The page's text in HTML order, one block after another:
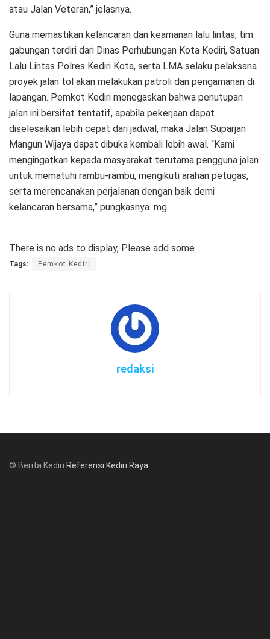
atau Jalan Veteran,” jelasnya.
Guna memastikan kelancaran dan keamanan lalu lintas, tim
gabungan terdiri dari Dinas Perhubungan Kota Kediri, Satuan
Lalu Lintas Polres Kediri Kota, serta LMA selaku pelaksana
proyek jalan tol akan melakukan patroli dan pengamanan di
lapangan. Pemkot Kediri menegaskan bahwa penutupan
jalan ini bersifat tentatif, apabila pekerjaan dapat
diselesaikan lebih cepat dari jadwal, maka Jalan Suparjan
Mangun Wijaya dapat dibuka kembali lebih awal. “Kami
mengingatkan kepada masyarakat terutama pengguna jalan
untuk mematuhi rambu-rambu, mengikuti arahan petugas,
serta merencanakan perjalanan dengan baik demi
kelancaran bersama,” pungkasnya. mg
There is no ads to display, Please add some
Tags: Pemkot Kediri
redaksi
© Berita Kediri Referensi Kediri Raya